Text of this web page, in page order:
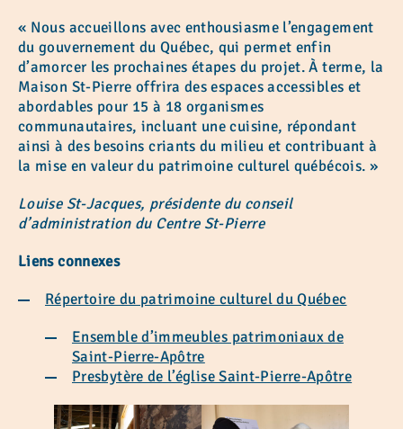
« Nous accueillons avec enthousiasme l’engagement
du gouvernement du Québec, qui permet enfin
d’amorcer les prochaines étapes du projet. À terme, la
Maison St-Pierre offrira des espaces accessibles et
abordables pour 15 à 18 organismes
communautaires, incluant une cuisine, répondant
ainsi à des besoins criants du milieu et contribuant à
la mise en valeur du patrimoine culturel québécois. »
Louise St-Jacques, présidente du conseil
d’administration du Centre St-Pierre
Liens connexes
Répertoire du patrimoine culturel du Québec
Ensemble d’immeubles patrimoniaux de
Saint-Pierre-Apôtre
Presbytère de l’église Saint-Pierre-Apôtre